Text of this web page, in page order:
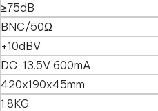
≥75dB
BNC/50Ω
+10dBV
DC 13.5V 600mA
420x190x45mm
1.8KG